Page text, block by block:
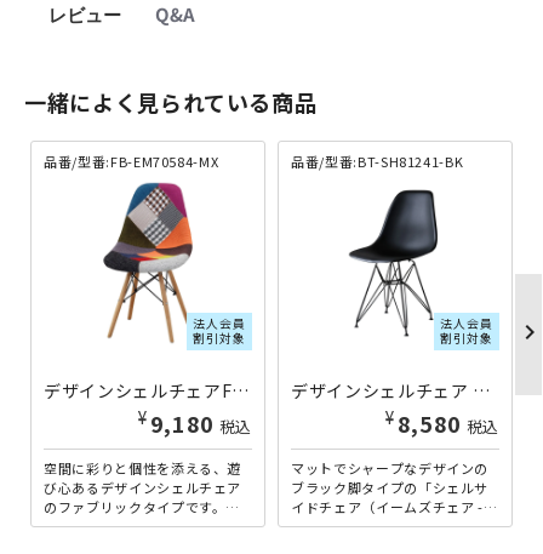
レビュー Q&A
一緒によく見られている商品
品番/型番:FB-EM70584-MX
法人会員
割引対象
デザインシェルチェアFB ファブリックタイプ ミックス FB-EM70584-MX | 070586
¥ 9,180 税込
空間に彩りと個性を添える、遊
び心あるデザインシェルチェア
のファブリックタイプです。ミ
ッドセンチュリーデザインの名
品番/型番:BT-SH81241-BK
法人会員
割引対象
デザインシェルチェア ブラック脚タイプ ブラック BT-SH81241-BK | 482885
¥ 8,580 税込
マットでシャープなデザインの
ブラック脚タイプの「シェルサ
イドチェア（イームズチェア -
リプロダクト品）」です。リプ
chevron_right